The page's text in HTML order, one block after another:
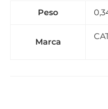
Peso
Marca